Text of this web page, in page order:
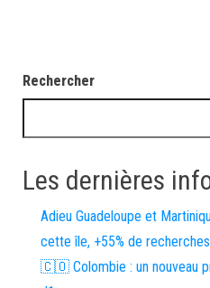
Rechercher
Les dernières
Adieu Guadeloupe et
cette île, +55% de
🇨🇴 Colombie : un nouveau